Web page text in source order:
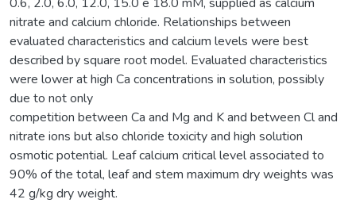
nitrate and calcium chloride. Relationships between
evaluated characteristics and calcium levels were best
described by square root model. Evaluated characteristics
were lower at high Ca concentrations in solution, possibly
due to not only
competition between Ca and Mg and K and between Cl and
nitrate ions but also chloride toxicity and high solution
osmotic potential. Leaf calcium critical level associated to
90% of the total, leaf and stem maximum dry weights was
42 g/kg dry weight.